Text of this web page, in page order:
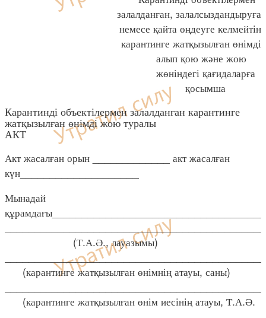
залалданған, залалсыздандыруға
немесе қайта өңдеуге келмейтін
карантинге жатқызылған өнімді
алып қою және жою
жөніндегі қағидаларға
қосымша
Карантинді объектілермен залалданған карантинге
жатқызылған өнімді жою туралы
АКТ
Акт жасалған орын _____________ акт жасалған
күн____________________
Мынадай
(Т.А.Ә., лауазымы)
(карантинге жатқызылған өнімнің атауы, саны)
(карантинге жатқызылған өнім иесінің атауы, Т.А.Ә.